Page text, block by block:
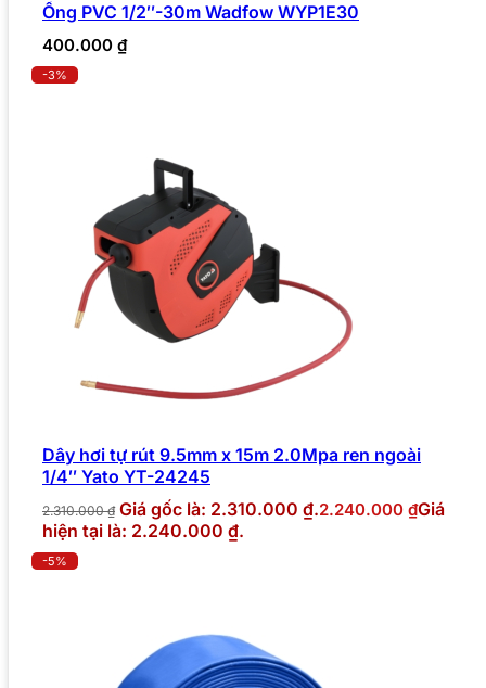
Ống PVC 1/2″-30m Wadfow WYP1E30
400.000 ₫
-3%
Dây hơi tự rút 9.5mm x 15m 2.0Mpa ren ngoài
1/4″ Yato YT-24245
2.310.000₫ Giá gốc là: 2.310.000 ₫.2.240.000 ₫Giá
hiện tại là: 2.240.000 ₫.
-5%